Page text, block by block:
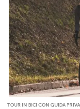
TOUR IN BICI CON GUIDA